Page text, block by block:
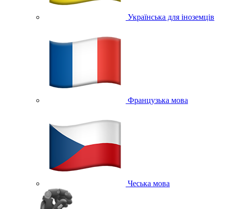
Українська для іноземців
Французька мова
Чеська мова